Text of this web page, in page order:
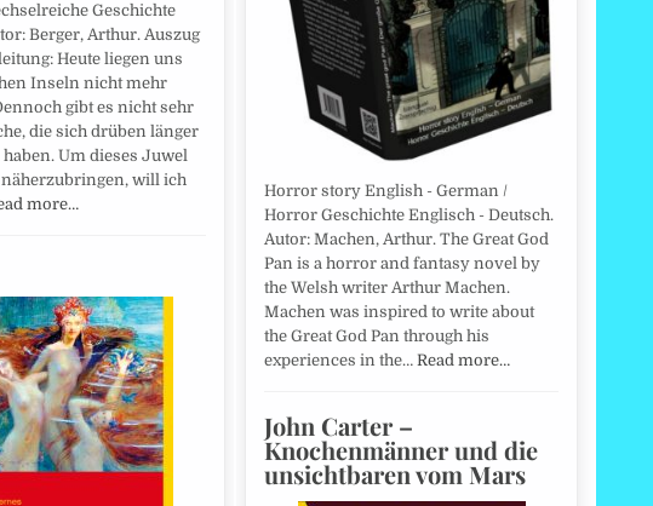
Geschichte
Berger, Arthur. Auszug
Heute liegen uns
Inseln nicht mehr
gibt es nicht sehr
die sich drüben länger
Um dieses Juwel
will ich
more…
Horror story English - German /
Horror Geschichte Englisch - Deutsch.
Autor: Machen, Arthur. The Great God
Pan is a horror and fantasy novel by
the Welsh writer Arthur Machen.
Machen was inspired to write about
the Great God Pan through his
experiences in the… Read more…
John Carter –
Knochenmänner und die
unsichtbaren vom Mars